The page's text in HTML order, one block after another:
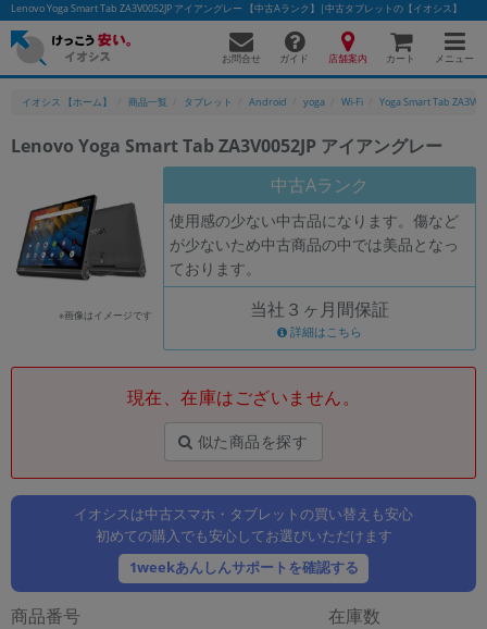
Lenovo Yoga Smart Tab ZA3V0052JP アイアングレー 【中古Aランク】|中古タブレットの【イオシス】
お問合せ ガイド 店舗案内 カート メニュー
イオシス 【ホーム】 商品一覧 タブレット Android yoga Wi-Fi Yoga Smart Tab
Lenovo Yoga Smart Tab ZA3V0052JP アイアングレー
※画像はイメージです
中古Aランク
使用感の少ない中古品になります。傷など
が少ないため中古商品の中では美品となっ
ております。
当社３ヶ月間保証
詳細はこちら
現在、在庫はございません。
似た商品を探す
イオシスは中古スマホ・タブレットの買い替えも安心
初めての購入でも安心してお選びいただけます
1weekあんしんサポートを確認する
商品番号 在庫数
かんたんパソコン検索に切り替える
フリーワード
カテゴリー
商品ジャンルの絞り込み
「スマートフォン」「タブレット」など
製造、販売メーカーの絞り込み
「Apple」「SONY」「SHARP」など
機能・特徴